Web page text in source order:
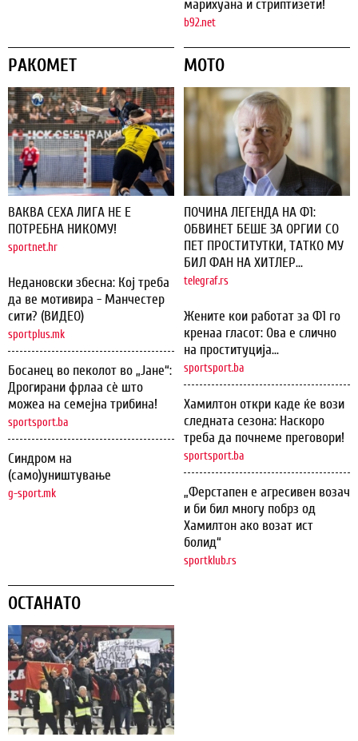
марихуана и стриптизети!
b92.net
РАКОМЕТ
ВАКВА СЕХА ЛИГА НЕ Е
ПОТРЕБНА НИКОМУ!
sportnet.hr
Недановски збесна: Кој треба
да ве мотивира - Манчестер
сити? (ВИДЕО)
sportplus.mk
Босанец во пеколот во „Јане“:
Дрогирани фрлаа сѐ што
можеа на семејна трибина!
sportsport.ba
Синдром на
(само)уништување
g-sport.mk
МОТО
ПОЧИНА ЛЕГЕНДА НА Ф1:
ОБВИНЕТ БЕШЕ ЗА ОРГИИ СО
ПЕТ ПРОСТИТУТКИ, ТАТКО МУ
БИЛ ФАН НА ХИТЛЕР...
telegraf.rs
Жените кои работат за Ф1 го
кренаа гласот: Ова е слично
на проституција...
sportsport.ba
Хамилтон откри каде ќе вози
следната сезона: Наскоро
треба да почнеме преговори!
sportsport.ba
„Ферстапен е агресивен возач
и би бил многу побрз од
Хамилтон ако возат ист
болид“
sportklub.rs
ОСТАНАТО